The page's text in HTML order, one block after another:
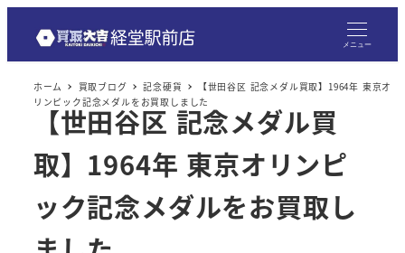
メニュー
ホーム 買取ブログ 記念硬貨
【世田谷区 記念メダル買取】1964年 東京オ
リンピック記念メダルをお買取しました
【世田谷区 記念メダル買
取】1964年 東京オリンピ
ック記念メダルをお買取し